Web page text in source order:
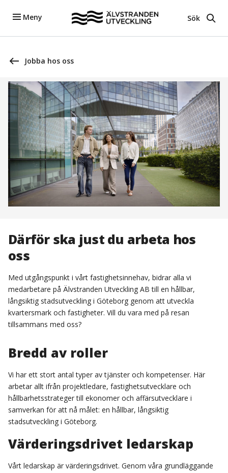
Meny Sök
Jobba hos oss
Därför ska just du arbeta hos
oss
Med utgångspunkt i vårt fastighetsinnehav, bidrar alla vi
medarbetare på Älvstranden Utveckling AB till en hållbar,
långsiktig stadsutveckling i Göteborg genom att utveckla
kvartersmark och fastigheter. Vill du vara med på resan
tillsammans med oss?
Bredd av roller
Vi har ett stort antal typer av tjänster och kompetenser. Här
arbetar allt ifrån projektledare, fastighetsutvecklare och
hållbarhetsstrateger till ekonomer och affärsutvecklare i
samverkan för att nå målet: en hållbar, långsiktig
stadsutveckling i Göteborg.
Värderingsdrivet ledarskap
Vårt ledarskap är värderingsdrivet. Genom våra grundläggande